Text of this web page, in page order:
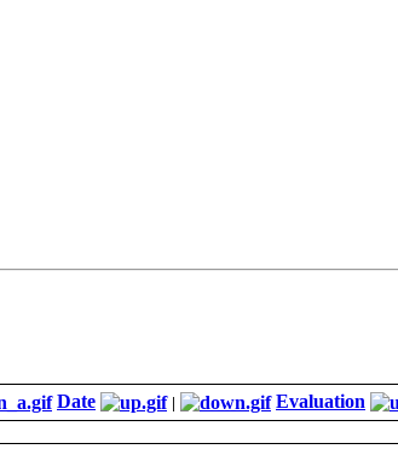
Date | Evaluation